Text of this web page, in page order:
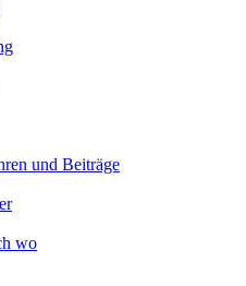
und Beiträge
wo